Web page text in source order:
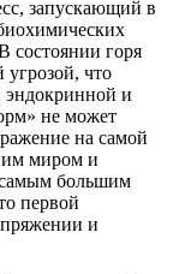
запускающий в
состоянии горя
угрозой, что
эндокринной и
не может
на самой
миром и
большим
первой
и